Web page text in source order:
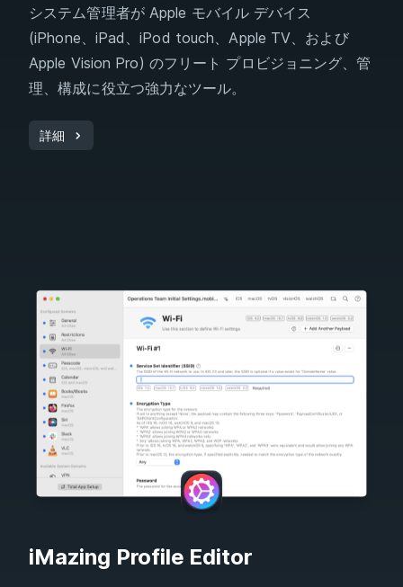
システム管理者が Apple モバイル デバイス
(iPhone、iPad、iPod touch、Apple TV、および
Apple Vision Pro) のフリート プロビジョニング、管
理、構成に役立つ強力なツール。
詳細
iMazing Profile Editor